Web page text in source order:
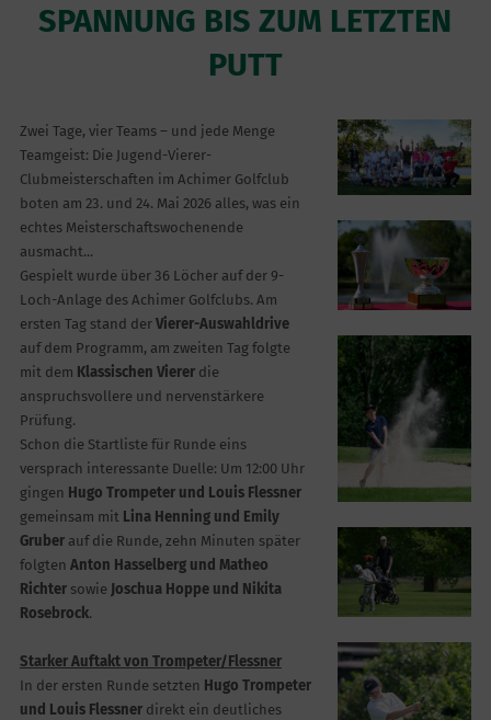
SPANNUNG BIS ZUM LETZTEN
PUTT
Zwei Tage, vier Teams – und jede Menge
Teamgeist: Die Jugend-Vierer-
Clubmeisterschaften im Achimer Golfclub
boten am 23. und 24. Mai 2026 alles, was ein
echtes Meisterschaftswochenende
ausmacht...
Gespielt wurde über 36 Löcher auf der 9-
Loch-Anlage des Achimer Golfclubs. Am
ersten Tag stand der Vierer-Auswahldrive
auf dem Programm, am zweiten Tag folgte
mit dem Klassischen Viererdie
anspruchsvollere und nervenstärkere
Prüfung.
Schon die Startliste für Runde eins
versprach interessante Duelle: Um 12:00 Uhr
gingen Hugo Trompeter und Louis Flessner
gemeinsam mit Lina Henning und Emily
Gruberauf die Runde, zehn Minuten später
folgten Anton Hasselberg und Matheo
Richtersowie Joschua Hoppe und Nikita
Rosebrock.
Starker Auftakt von Trompeter/Flessner
In der ersten Runde setzten Hugo Trompeter
und Louis Flessnerdirekt ein deutliches